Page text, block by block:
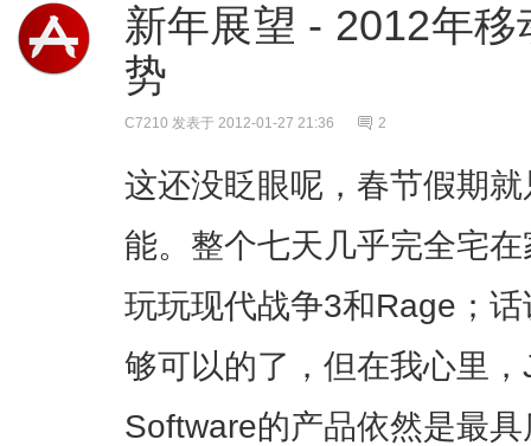
新年展望 - 2012年
势
C7210 发表于 2012-01-27 21:36 2
这还没眨眼呢，春节假期
能。整个七天几乎完全宅
玩玩现代战争3和Rage；
够可以的了，但在我心里
Software的产品依然是最